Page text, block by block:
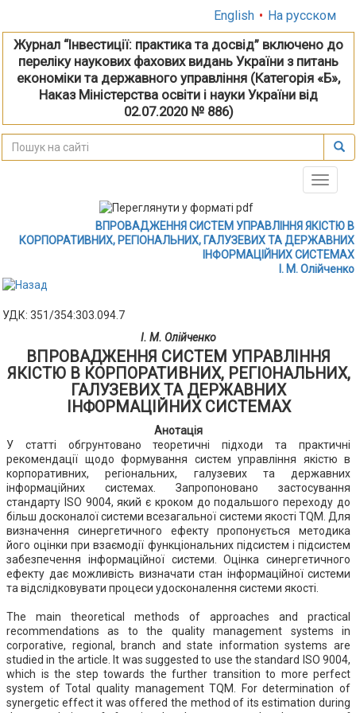
English • На русском
Журнал “Інвестиції: практика та досвід” включено до
переліку наукових фахових видань України з питань
економіки та державного управління (Категорія «Б»,
Наказ Міністерства освіти і науки України від
02.07.2020 № 886)
Toggle
ВПРОВАДЖЕННЯ СИСТЕМ УПРАВЛІННЯ ЯКІСТЮ В
КОРПОРАТИВНИХ, РЕГІОНАЛЬНИХ, ГАЛУЗЕВИХ ТА ДЕРЖАВНИХ
ІНФОРМАЦІЙНИХ СИСТЕМАХ
І. М. Олійченко
УДК: 351/354:303.094.7
І. М. Олійченко
ВПРОВАДЖЕННЯ СИСТЕМ УПРАВЛІННЯ
ЯКІСТЮ В КОРПОРАТИВНИХ, РЕГІОНАЛЬНИХ,
ГАЛУЗЕВИХ ТА ДЕРЖАВНИХ
ІНФОРМАЦІЙНИХ СИСТЕМАХ
Анотація
У статті обгрунтовано теоретичні підходи та практичні
рекомендації щодо формування систем управління якістю в
корпоративних, регіональних, галузевих та державних
інформаційних системах. Запропоновано застосування
стандарту ISO 9004, який є кроком до подальшого переходу до
більш досконалої системи всезагальної системи якості TQM. Для
визначення синергетичного ефекту пропонується методика
його оцінки при взаємодії функціональних підсистем і підсистем
забезпечення інформаційної системи. Оцінка синергетичного
ефекту дає можливість визначати стан інформаційної системи
та відслідковувати процеси удосконалення системи якості.
The main theoretical methods of approaches and practical
recommendations as to the quality management systems in
corporative, regional, branch and state information systems are
studied in the article. It was suggested to use the standard ISO 9004,
which is the step towards the further transition to more perfect
system of Total quality management TQM. For determination of
synergetic effect it was offered the method of its estimation during